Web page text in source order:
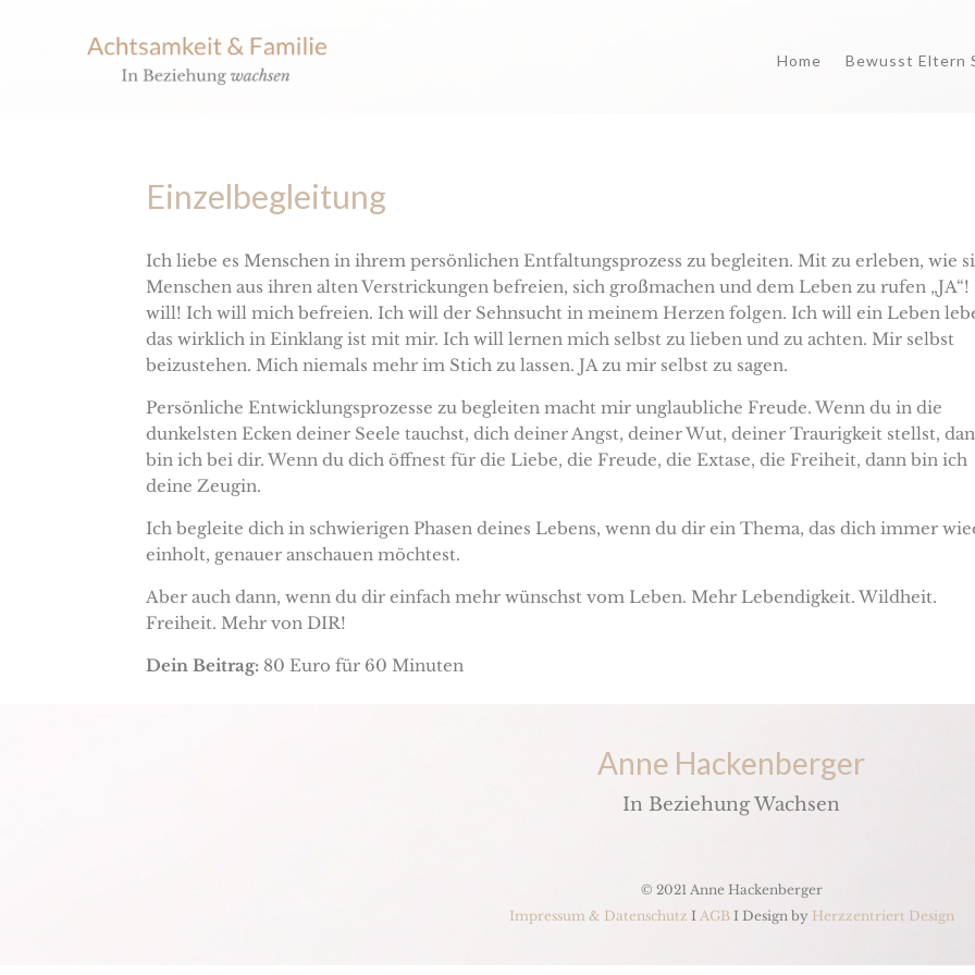
Home Bewusst Eltern
Einzelbegleitung
Ich liebe es Menschen in ihrem persönlichen Entfaltungsprozess zu begleiten. Mit zu erleben, wie
Menschen aus ihren alten Verstrickungen befreien, sich großmachen und dem Leben zu rufen „JA“!
will! Ich will mich befreien. Ich will der Sehnsucht in meinem Herzen folgen. Ich will ein Leben
das wirklich in Einklang ist mit mir. Ich will lernen mich selbst zu lieben und zu achten. Mir selbst
beizustehen. Mich niemals mehr im Stich zu lassen. JA zu mir selbst zu sagen.
Persönliche Entwicklungsprozesse zu begleiten macht mir unglaubliche Freude. Wenn du in die
dunkelsten Ecken deiner Seele tauchst, dich deiner Angst, deiner Wut, deiner Traurigkeit stellst,
bin ich bei dir. Wenn du dich öffnest für die Liebe, die Freude, die Extase, die Freiheit, dann bin ich
deine Zeugin.
Ich begleite dich in schwierigen Phasen deines Lebens, wenn du dir ein Thema, das dich immer
einholt, genauer anschauen möchtest.
Aber auch dann, wenn du dir einfach mehr wünschst vom Leben. Mehr Lebendigkeit. Wildheit.
Freiheit. Mehr von DIR!
Dein Beitrag: 80 Euro für 60 Minuten
Anne Hackenberger
In Beziehung Wachsen
© 2021 Anne Hackenberger
Impressum & Datenschutz I AGBI Design by Herzzentriert Design